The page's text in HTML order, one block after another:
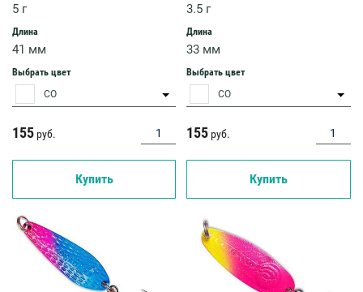
5 г
Длина
41 мм
Выбрать цвет
CO
155 руб.
Купить
3.5 г
Длина
33 мм
Выбрать цвет
CO
155 руб.
Купить